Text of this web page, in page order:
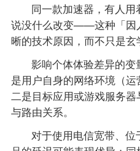
同一款加速器，有人
说没什么改变——这种「因
晰的技术原因，而不只是玄
影响个体体验差异的
是用户自身的网络环境（运
二是目标应用或游戏服务
与路由关系。
对于使用电信宽带、